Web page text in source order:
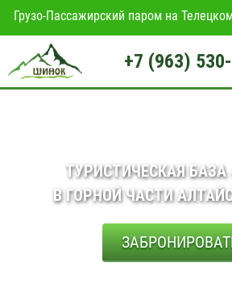
Грузо-Пассажирский паром на
+7 (963)
ТУРИСТИЧЕСКАЯ БАЗА
В ГОРНОЙ ЧАСТИ